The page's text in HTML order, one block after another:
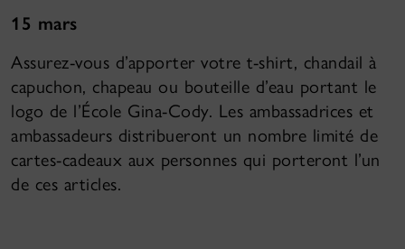
15 mars
Assurez-vous d’apporter votre t-shirt, chandail à
capuchon, chapeau ou bouteille d’eau portant le
logo de l’École Gina-Cody. Les ambassadrices et
ambassadeurs distribueront un nombre limité de
cartes-cadeaux aux personnes qui porteront l’un
de ces articles.